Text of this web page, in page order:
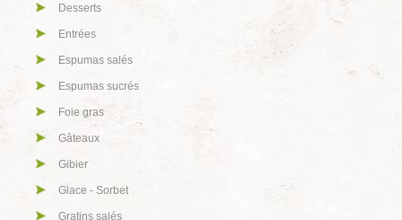
Desserts
Entrées
Espumas salés
Espumas sucrés
Foie gras
Gâteaux
Gibier
Glace - Sorbet
Gratins salés